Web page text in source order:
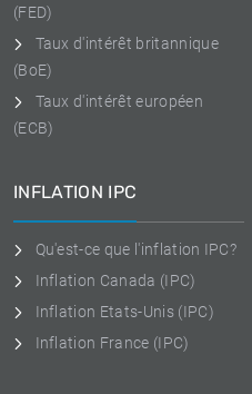
(FED)
Taux d'intérêt britannique
(BoE)
Taux d'intérêt européen
(ECB)
INFLATION IPC
Qu'est-ce que l'inflation IPC?
Inflation Canada (IPC)
Inflation Etats-Unis (IPC)
Inflation France (IPC)